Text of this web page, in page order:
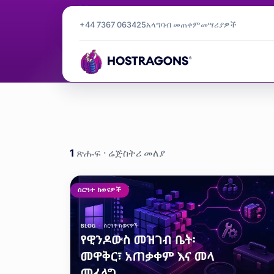
+44 7367 063425አላግባብ መጠቀምመሣሪያዎች
መለያ
ሬጅስትሪ
የመነሻ ገጽ
1 ጽሑፍ · ሬጅስትሪ መለያ
ሬጅስትሪ
ስርዓተ ክወናዎች